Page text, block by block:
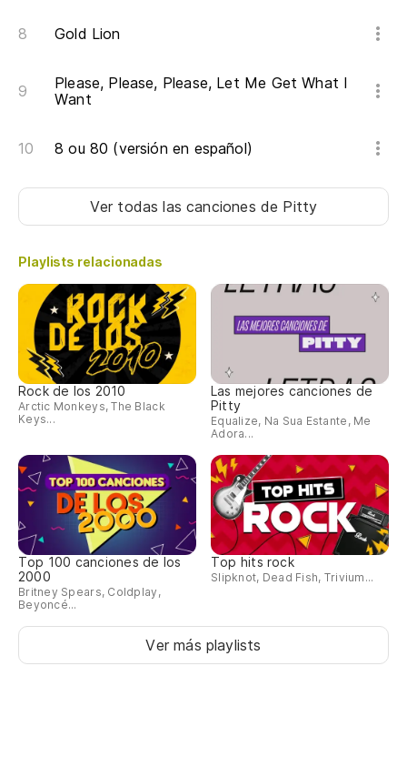
Gold Lion
Please, Please, Please, Let Me Get What I
Want
8 ou 80 (versión en español)
Ver todas las canciones de Pitty
Playlists relacionadas
Rock de los 2010
Arctic Monkeys, The Black
Keys...
Las mejores canciones de
Pitty
Equalize, Na Sua Estante, Me
Adora...
Top 100 canciones de los
2000
Britney Spears, Coldplay,
Beyoncé...
Top hits rock
Slipknot, Dead Fish, Trivium...
Ver más playlists